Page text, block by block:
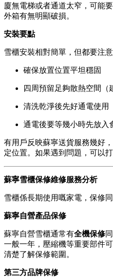
廈無電梯或者通道太窄，可能
外箱有無明顯破損。
安裝要點
雪櫃安裝相對簡單，但都要注意
確保放置位置平坦穩固
四周預留足夠散熱空間（
清洗乾淨後先好通電使用
通電後要等幾小時先放入
有用戶反映蘇寧送貨服務幾好
定位置。如果遇到問題，可以
蘇寧雪櫃保修維修服務分析
雪櫃係長期使用嘅家電，保修
蘇寧自營產品保修
蘇寧自營雪櫃通常有全機保修同
一般一年，壓縮機等重要部件
清楚了解保修範圍。
第三方品牌保修